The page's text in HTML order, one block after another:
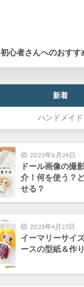
初心者さんへのおすす
新着
ハンドメイド
2023年6月24日
ドール画像の撮
介！何を使う？
せる？
2023年4月27日
イーマリーサイ
ースの型紙＆作